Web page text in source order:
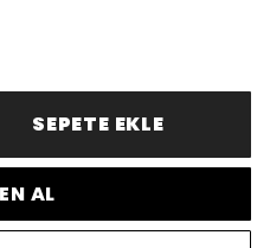
SEPETE EKLE
AL